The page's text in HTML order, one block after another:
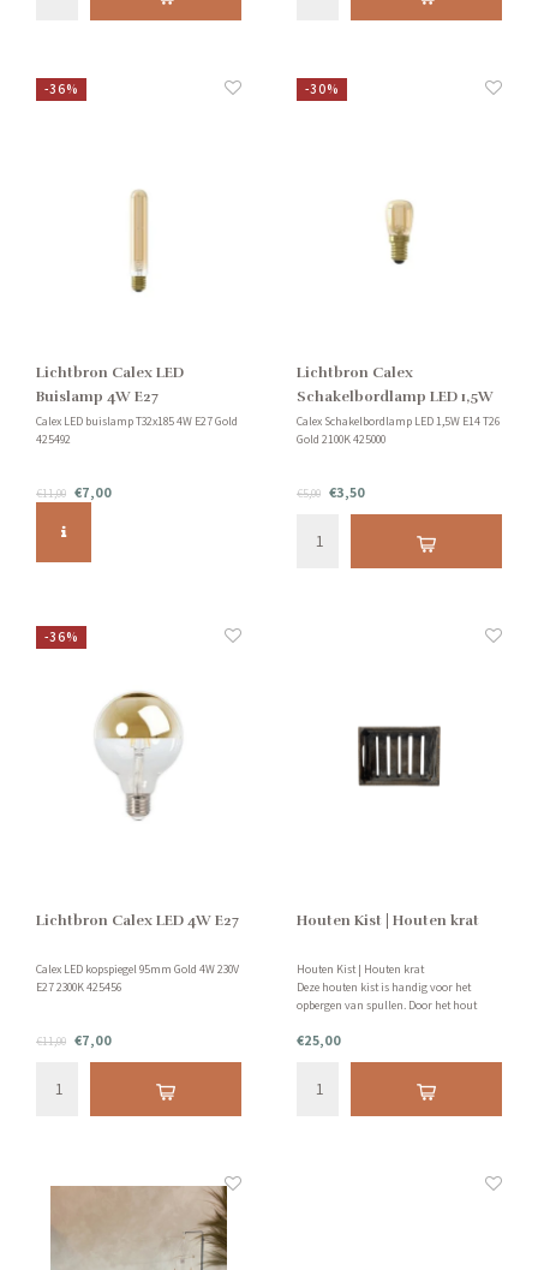
-36%
Lichtbron Calex LED
Buislamp 4W E27
Calex LED buislamp T32x185 4W E27 Gold
425492
€11,00 €7,00
-30%
Lichtbron Calex
Schakelbordlamp LED 1,5W
E14
Calex Schakelbordlamp LED 1,5W E14 T26
Gold 2100K 425000
€5,00 €3,50
-36%
Lichtbron Calex LED 4W E27
Calex LED kopspiegel 95mm Gold 4W 230V
E27 2300K 425456
€11,00 €7,00
Houten Kist | Houten krat
Houten Kist | Houten krat
Deze houten kist is handig voor het
opbergen van spullen. Door het hout
leuk en handig! Afmetingen: LxBxH -
40x29x17cm
€25,00